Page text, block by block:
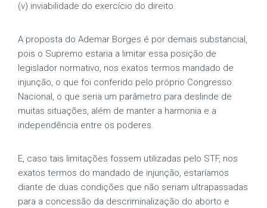
(v) inviabilidade do exercício do direito.
A proposta do Ademar Borges é por demais substancial,
pois o Supremo estaria a limitar essa posição de
legislador normativo, nos exatos termos mandado de
injunção, o que foi conferido pelo próprio Congresso
Nacional, o que seria um parâmetro para deslinde de
muitas situações, além de manter a harmonia e a
independência entre os poderes.
E, caso tais limitações fossem utilizadas pelo STF, nos
exatos termos do mandado de injunção, estaríamos
diante de duas condições que não seriam ultrapassadas
para a concessão da descriminalização do aborto e